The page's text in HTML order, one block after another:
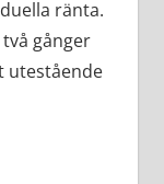
ränta.
gånger
utestående